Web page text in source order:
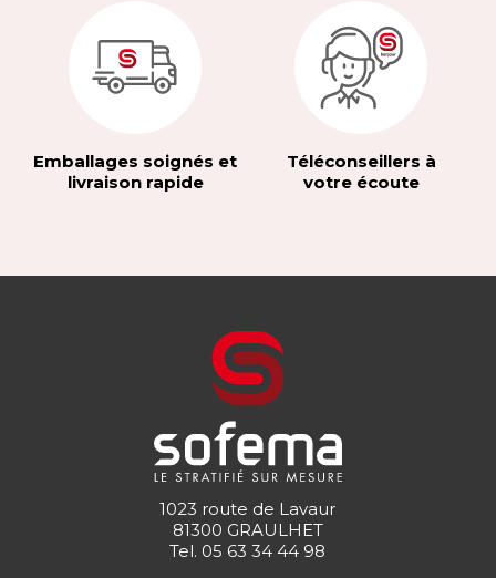
Emballages soignés et
livraison rapide
Téléconseillers à
votre écoute
1023 route de Lavaur
81300 GRAULHET
Tel. 05 63 34 44 98